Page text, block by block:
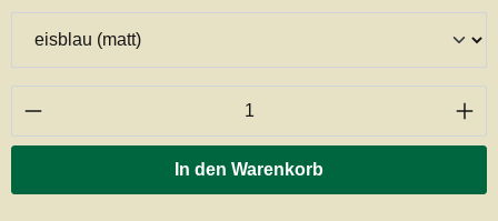
Produkt Anzahl: Gib den gewünschten
In den Warenkorb